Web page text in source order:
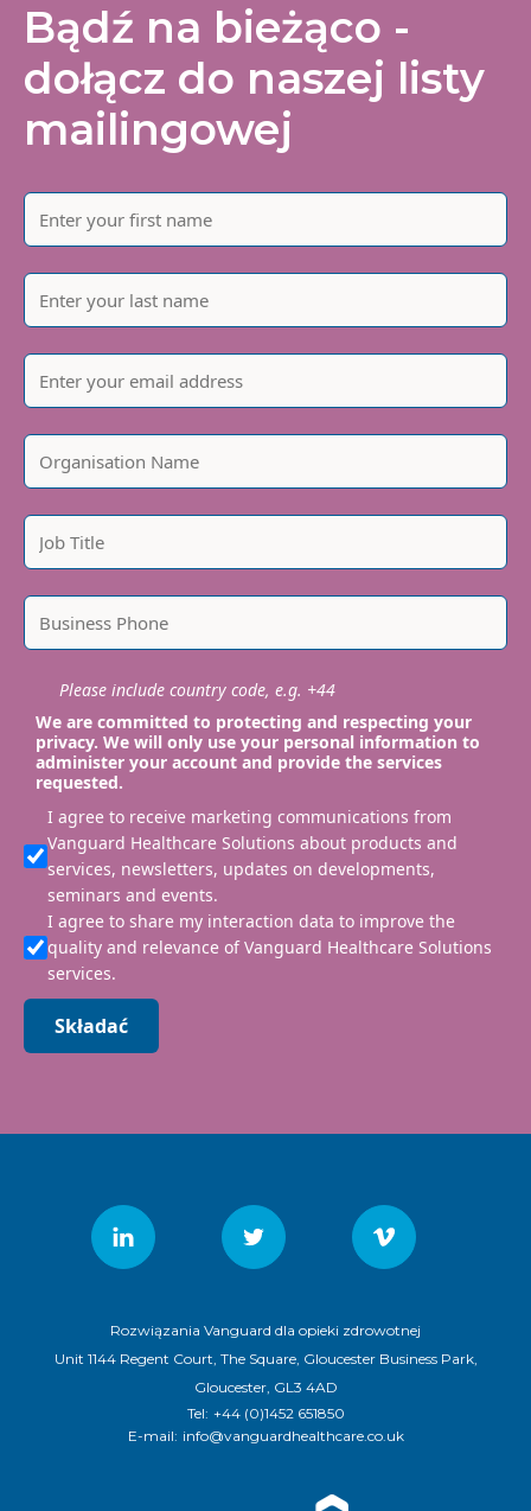
Bądź na bieżąco -
dołącz do naszej listy
mailingowej
Please include country code, e.g. +44
We are committed to protecting and respecting your
privacy. We will only use your personal information to
administer your account and provide the services
requested.
I agree to receive marketing communications from
Vanguard Healthcare Solutions about products and
services, newsletters, updates on developments,
seminars and events.
I agree to share my interaction data to improve the
quality and relevance of Vanguard Healthcare Solutions
services.
Składać
Rozwiązania Vanguard dla opieki zdrowotnej
Unit 1144 Regent Court, The Square, Gloucester Business Park,
Gloucester, GL3 4AD
Tel: +44 (0)1452 651850
E-mail: info@vanguardhealthcare.co.uk